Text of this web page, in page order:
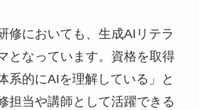
修においても、生成AIリテラ
となっています。資格を取得
系的にAIを理解している」と
担当や講師として活躍できる